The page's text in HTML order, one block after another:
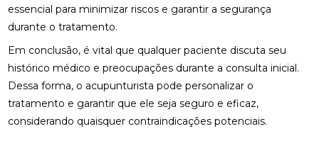
essencial para minimizar riscos e garantir a segurança
durante o tratamento.
Em conclusão, é vital que qualquer paciente discuta seu
histórico médico e preocupações durante a consulta inicial.
Dessa forma, o acupunturista pode personalizar o
tratamento e garantir que ele seja seguro e eficaz,
considerando quaisquer contraindicações potenciais.
ENCONTRE QUIROPRAXIA PERTO DE VOCÊ E
ENCONTRE QUIROPRAXIA PERTO DE VOCÊ E
MELHORE SUA SAÚDE
ENCONTRE QUIROPRAXIA PERTO DE VOCÊ PARA
ALÍVIO E BEM-ESTAR